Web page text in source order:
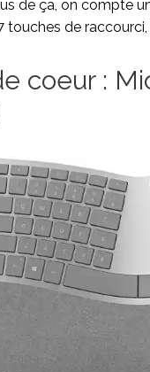
de ça, on compte
touches de
coeur :